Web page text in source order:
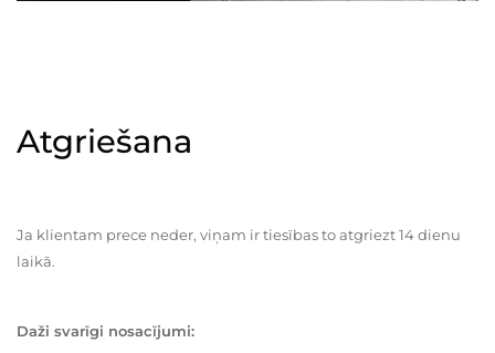
Atgriešana
Ja klientam prece neder, viņam ir tiesības to atgriezt 14 dienu
laikā.
Daži svarīgi nosacījumi: